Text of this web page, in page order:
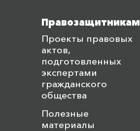
Правозащитникам
Проекты правовых
актов,
подготовленных
экспертами
гражданского
общества
Полезные
материалы